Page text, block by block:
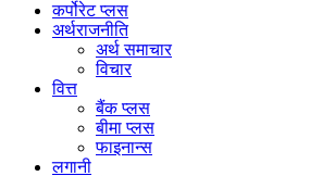
कर्पोरेट प्लस
अर्थराजनीति
अर्थ समाचार
विचार
वित्त
बैंक प्लस
बीमा प्लस
फाइनान्स
लगानी